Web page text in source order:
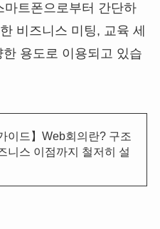
트폰으로부터 간단하
비즈니스 미팅, 교육 세
용도로 이용되고 있습
이드】Web회의란? 구조
니스 이점까지 철저히 설